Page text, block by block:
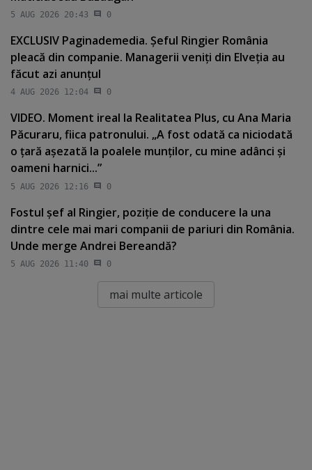
5 AUG 2026 20:43 0
EXCLUSIV Paginademedia. Şeful Ringier România
pleacă din companie. Managerii veniţi din Elveţia au
făcut azi anunţul
4 AUG 2026 12:04 0
VIDEO. Moment ireal la Realitatea Plus, cu Ana Maria
Păcuraru, fiica patronului. „A fost odată ca niciodată
o ţară aşezată la poalele munţilor, cu mine adânci şi
oameni harnici...”
5 AUG 2026 12:16 0
Fostul şef al Ringier, poziţie de conducere la una
dintre cele mai mari companii de pariuri din România.
Unde merge Andrei Bereandă?
5 AUG 2026 11:40 0
mai multe articole